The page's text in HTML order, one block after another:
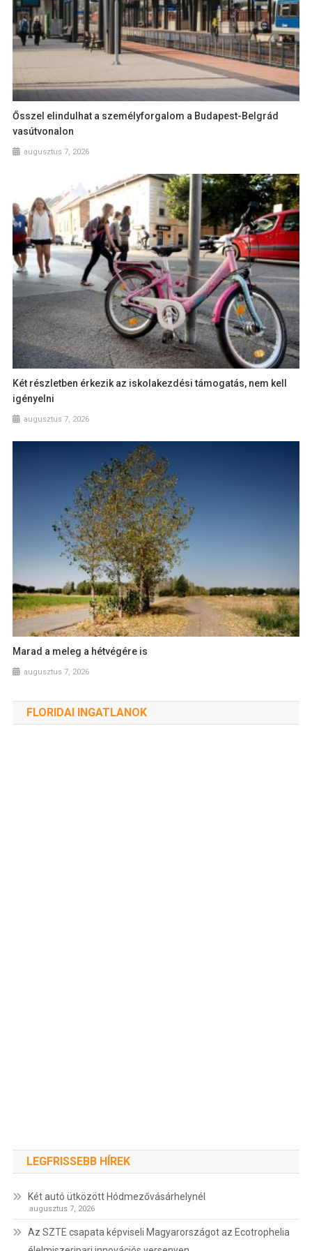
Ősszel elindulhat a személyforgalom a Budapest-Belgrád
vasútvonalon
augusztus 7, 2026
Két részletben érkezik az iskolakezdési támogatás, nem kell
igényelni
augusztus 7, 2026
Marad a meleg a hétvégére is
augusztus 7, 2026
FLORIDAI INGATLANOK
LEGFRISSEBB HÍREK
Két autó ütközött Hódmezővásárhelynél
augusztus 7, 2026
Az SZTE csapata képviseli Magyarországot az Ecotrophelia